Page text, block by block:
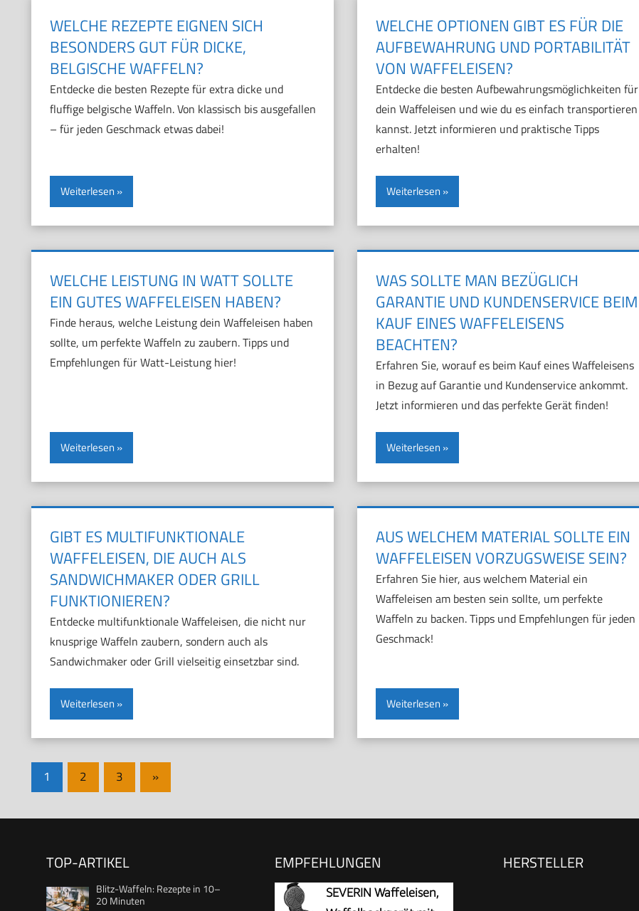
WELCHE REZEPTE EIGNEN SICH
BESONDERS GUT FÜR DICKE,
BELGISCHE WAFFELN?
Entdecke die besten Rezepte für extra dicke und
fluffige belgische Waffeln. Von klassisch bis ausgefallen
– für jeden Geschmack etwas dabei!
Weiterlesen
WELCHE OPTIONEN GIBT ES FÜR DIE
AUFBEWAHRUNG UND PORTABILITÄT
VON WAFFELEISEN?
Entdecke die besten Aufbewahrungsmöglichkeiten für
dein Waffeleisen und wie du es einfach transportieren
kannst. Jetzt informieren und praktische Tipps
erhalten!
Weiterlesen
WELCHE LEISTUNG IN WATT SOLLTE
EIN GUTES WAFFELEISEN HABEN?
Finde heraus, welche Leistung dein Waffeleisen haben
sollte, um perfekte Waffeln zu zaubern. Tipps und
Empfehlungen für Watt-Leistung hier!
Weiterlesen
WAS SOLLTE MAN BEZÜGLICH
GARANTIE UND KUNDENSERVICE BEIM
KAUF EINES WAFFELEISENS
BEACHTEN?
Erfahren Sie, worauf es beim Kauf eines Waffeleisens
in Bezug auf Garantie und Kundenservice ankommt.
Jetzt informieren und das perfekte Gerät finden!
Weiterlesen
GIBT ES MULTIFUNKTIONALE
WAFFELEISEN, DIE AUCH ALS
SANDWICHMAKER ODER GRILL
FUNKTIONIEREN?
Entdecke multifunktionale Waffeleisen, die nicht nur
knusprige Waffeln zaubern, sondern auch als
Sandwichmaker oder Grill vielseitig einsetzbar sind.
Weiterlesen
AUS WELCHEM MATERIAL SOLLTE EIN
WAFFELEISEN VORZUGSWEISE SEIN?
Erfahren Sie hier, aus welchem Material ein
Waffeleisen am besten sein sollte, um perfekte
Waffeln zu backen. Tipps und Empfehlungen für jeden
Geschmack!
Weiterlesen
Seitennummerierung
1 2 3
Nächste
Beiträge
»
TOP-ARTIKEL
Blitz-Waffeln: Rezepte in 10–
20 Minuten
EMPFEHLUNGEN
SEVERIN Waffeleisen,
HERSTELLER